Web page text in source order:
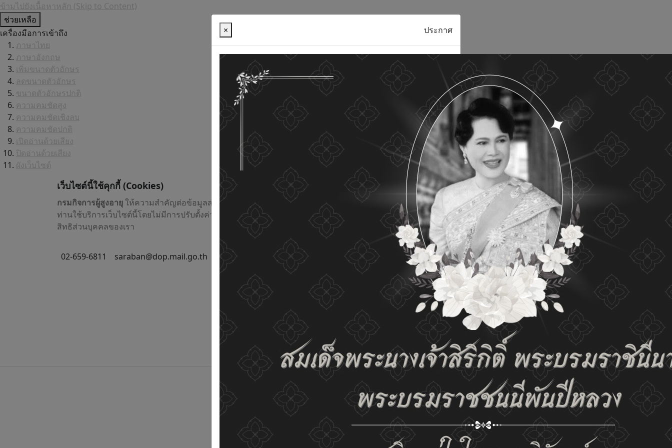
ข้ามไปยังเนื้อหาหลัก (Skip to Content)
ช่วยเหลือ
เครื่องมือการเข้าถึง
ภาษาไทย
ภาษาอังกฤษ
เพิ่มขนาดตัวอักษร
ลดขนาดตัวอักษร
ขนาดตัวอักษรปกติ
ความคมชัดสูง
ความคมชัดเชิงลบ
ความคมชัดปกติ
เปิดอ่านด้วยเสียง
ปิดอ่านด้วยเสียง
ผังเว็บไซต์
เว็บไซต์นี้ใช้คุกกี้ (Cookies)
กรมกิจการผู้สูงอายุให้ความสำคัญต่อข้อมูลส่วนบุคคลของท่าน เพื่อการพัฒนาและปรับปรุงเว็บไซต์ หาก
ท่านใช้บริการเว็บไซต์นี้โดยไม่มีการปรับตั้งค่าใดๆ แสดงว่าท่านยินยอมที่จะรับคุกกี้บนเว็บไซต์ และนโยบาย
สิทธิส่วนบุคคลของเรา
ดูรายละเอียด ยอมรับทั้งหมด
02-659-6811 saraban@dop.mail.go.th
เปลี่ยนการแสดงผล
ก-
CC
× ประกาศ